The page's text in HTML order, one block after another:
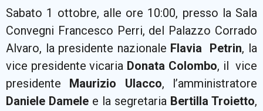
Sabato 1 ottobre, alle ore 10:00, presso la Sala
Convegni Francesco Perri, del Palazzo Corrado
Alvaro, la presidente nazionale Flavia Petrin, la
vice presidente vicaria Donata Colombo, il vice
presidente Maurizio Ulacco, l’amministratore
Daniele Damele e la segretaria Bertilla Troietto,